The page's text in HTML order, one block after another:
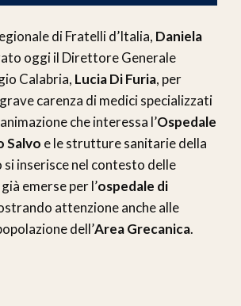
di Fratelli d’Italia, Daniela
oggi il Direttore Generale
Calabria, Lucia Di Furia, per
carenza di medici specializzati
che interessa l’Ospedale
Salvo e le strutture sanitarie della
si inserisce nel contesto delle
emerse per l’ospedale di
attenzione anche alle
dell’Area Grecanica.